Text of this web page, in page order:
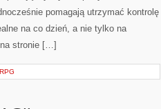
pomagają utrzymać kontrolę
na co dzień, a nie tylko na
na stronie […]